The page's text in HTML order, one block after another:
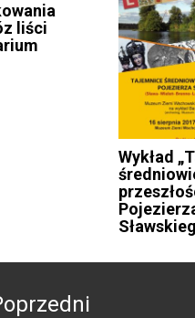
liści
Wykład